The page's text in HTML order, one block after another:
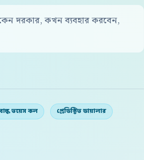
কেন দরকার, কখন ব্যবহার করবেন,
ভয়েস কল প্রেডিক্টিভ ডায়ালার